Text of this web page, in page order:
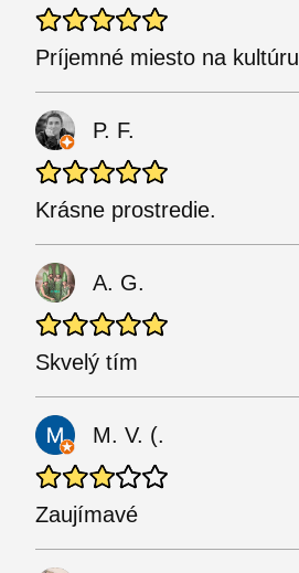
Príjemné miesto na kultúru
P. F.
Krásne prostredie.
A. G.
Skvelý tím
M. V. (.
Zaujímavé